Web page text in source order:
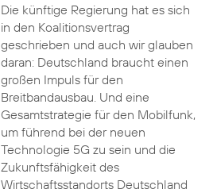
Die künftige Regierung hat es sich
in den Koalitionsvertrag
geschrieben und auch wir glauben
daran: Deutschland braucht einen
großen Impuls für den
Breitbandausbau. Und eine
Gesamtstrategie für den Mobilfunk,
um führend bei der neuen
Technologie 5G zu sein und die
Zukunftsfähigkeit des
Wirtschaftsstandorts Deutschland